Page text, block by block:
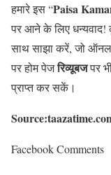
हमारे इस “Paisa
पर आने के लिए धन्यवाद!
साथ साझा करें, जो
पर होम पेजरिव्यूबजपर
प्राप्त कर सकें।
Facebook Comments